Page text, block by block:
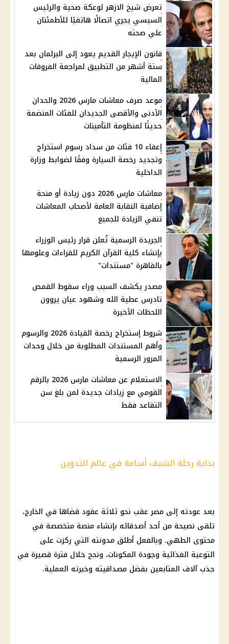
تعرض شيخ الازهر لوعكة صحية والرئيس
السيسي يجري اتصالًا هاتفيًا للأطمئنان
علي صحته
قانون الإيجار القديم يعود إلى البرلمان بعد
ستة أشهر من التطبيق لمراجعة الفروقات
المالية
موعد صرف معاشات مارس 2026 والحدان
الأدنى والأقصى الجديدان للفئات المنضمة
حديثًا لمنظومة التأمينات
إعفاء 10 فئات من سداد رسوم استخراج
وتجديد رخصة السيارة وفقًا لضوابط وزارة
الداخلية
معاشات مارس 2026 دون زيادة أو منحة
إضافية النقابة العامة لأصحاب المعاشات
تنفي الزيادة للجميع
الجريدة الرسمية تُعلن قرار رئيس الوزراء
بإنشاء كلية القرآن الكريم للقراءات وعلومها
بالقاهرة "مستندات"
مصدر يكشف السبب وراء سقوط القمص
تادرس عطية الله وشهود عيان يروون
اللحظات الأخيرة
شروط إستخراج رخصة القيادة 2026 والرسوم
وأهم المستندات المطلوبة من خلال وحدات
المرور الرسمية
الاستعلام عن معاشات مارس 2026 بالرقم
القومي مع زيادات جديدة لمن بلغ سن
التقاعد فقط
بداية رحلة الشيف أسامة في عالم التدوين
بعد عودته إلى مصر عقب نحو ثلاثة عقود قضاها في الخارج،
تلقى نصيحة من أحد أصدقائه بإنشاء منصة متخصصة في
محتوى الطهي. وبالفعل أطلق مدونته التي ركزت على
التوعية الغذائية وجودة المكونات، ونجح خلال فترة قصيرة في
جذب آلاف المتابعين بفضل مصداقيته وخبرته العملية.